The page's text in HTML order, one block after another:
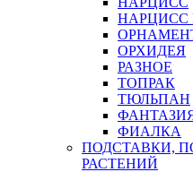
НАРЦИСС
ОРХИДЕЯ
РАЗНОЕ
ТОПРАК
ТЮЛЬПАН
ФИАЛКА
ПОДСТАВКИ,
РАСТЕНИЙ